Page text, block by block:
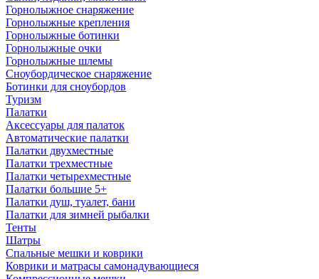
Горнолыжное снаряжение
Горнолыжные крепления
Горнолыжные ботинки
Горнолыжные очки
Горнолыжные шлемы
Сноубордическое снаряжение
Ботинки для сноубордов
Туризм
Палатки
Аксессуары для палаток
Автоматические палатки
Палатки двухместные
Палатки трехместные
Палатки четырехместные
Палатки большие 5+
Палатки душ, туалет, бани
Палатки для зимней рыбалки
Тенты
Шатры
Спальные мешки и коврики
Коврики и матрасы самонадувающиеся